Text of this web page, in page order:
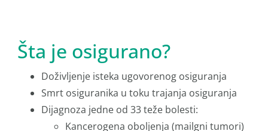
Šta je osigurano?
Doživljenje isteka ugovorenog osiguranja
Smrt osiguranika u toku trajanja osiguranja
Dijagnoza jedne od 33 teže bolesti:
Kancerogena oboljenja (mailgni tumori)